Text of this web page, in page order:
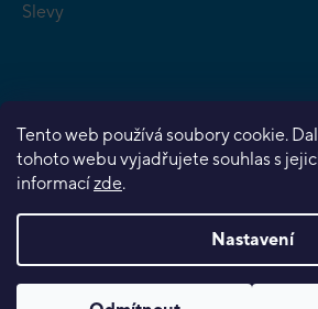
Tento web používá soubory cookie.
tohoto webu vyjadřujete souhlas s
informacízde.
Nastavení
Slevy
Vytvořil Shoptet Premium
Copyright 2026 Planeta her. Všechna